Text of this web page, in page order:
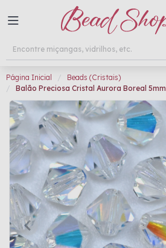
Página Inicial
Beads (Cristais)
Balão Preciosa Cristal Aurora Boreal 5mm